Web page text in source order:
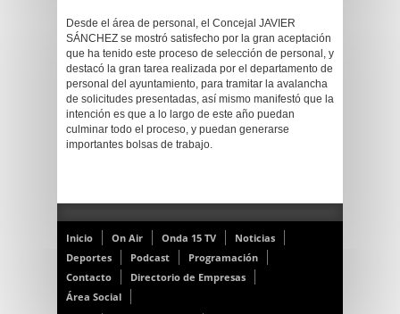
Desde el área de personal, el Concejal JAVIER
SÁNCHEZ se mostró satisfecho por la gran aceptación
que ha tenido este proceso de selección de personal, y
destacó la gran tarea realizada por el departamento de
personal del ayuntamiento, para tramitar la avalancha
de solicitudes presentadas, así mismo manifestó que la
intención es que a lo largo de este año puedan
culminar todo el proceso, y puedan generarse
importantes bolsas de trabajo.
Inicio On Air Onda 15 TV
Noticias
Deportes
Podcast
Programación
Contacto
Directorio de Empresas
Área Social